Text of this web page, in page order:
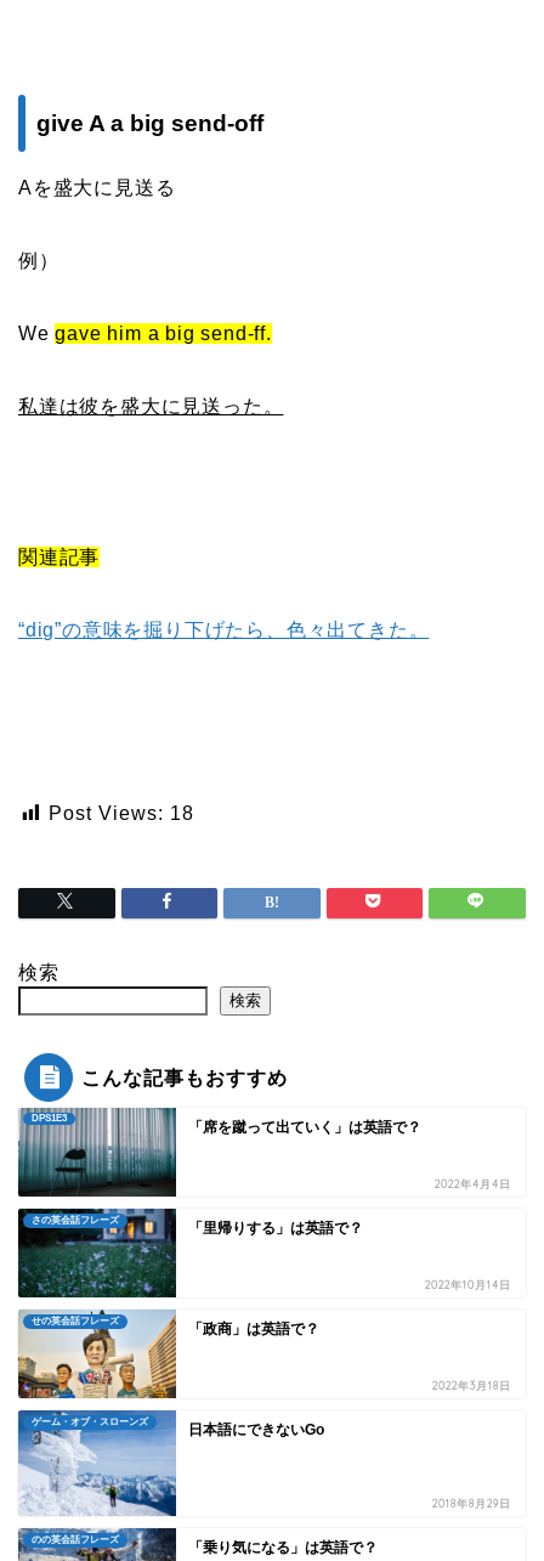
give A a big send-off
Aを盛大に見送る
例）
Wegave him a big send-ff.
私達は彼を盛大に見送った。
関連記事
“dig”の意味を掘り下げたら、色々出てきた。
Post Views: 18
検索
検索
こんな記事もおすすめ
DPS1E3
「席を蹴って出ていく」は英語で？
2022年4月4日
さの英会話フレーズ 「里帰りする」は英語で？
2022年10月14日
せの英会話フレーズ 「政商」は英語で？
2022年3月18日
ゲーム・オブ・スローンズ 日本語にできないGo
2018年8月29日
のの英会話フレーズ 「乗り気になる」は英語で？